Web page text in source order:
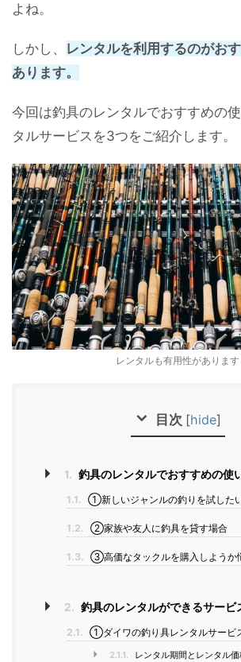
よね。
しかし、 レンタルを利用するのがお
あります。
今回は釣具のレンタルでおすすめの
タルサービスを3つをご紹介します。
レンタルも有用性があります
目次 [hide]
1. 釣具のレンタルでおすすめの使
1.1. ①新しいジャンルの釣りを試した
1.2. ②家族や友人に釣具を貸す場合
1.3. ③高価なタックルを購入しようか
2. 釣具のレンタルができるサービ
2.1. ①ダイワの釣り具レンタルサービ
2.1.1.
レンタル期間とレンタル